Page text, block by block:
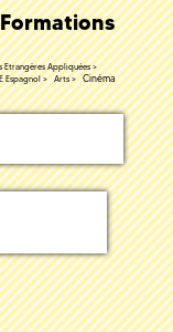
Etrangères Appliquées
Espagnol Arts
Cinéma